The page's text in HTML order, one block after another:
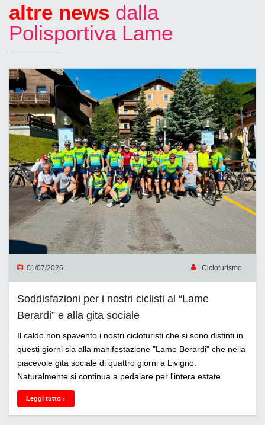
altre news dalla
Polisportiva Lame
01/07/2026 Cicloturismo
Soddisfazioni per i nostri ciclisti al “Lame
Berardi” e alla gita sociale
Il caldo non spavento i nostri cicloturisti che si sono distinti in
questi giorni sia alla manifestazione "Lame Berardi" che nella
piacevole gita sociale di quattro giorni a Livigno.
Naturalmente si continua a pedalare per l'intera estate.
Leggi tutto